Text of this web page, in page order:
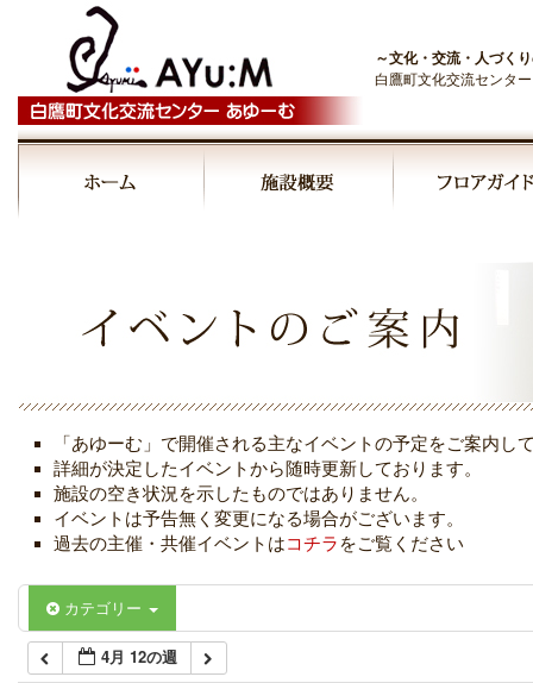
～文化・交流・人づく
白鷹町文化交流センタ
「あゆーむ」で開催される主なイベントの予定をご案内し
詳細が決定したイベントから随時更新しております。
施設の空き状況を示したものではありません。
イベントは予告無く変更になる場合がございます。
過去の主催・共催イベントはコチラ をご覧ください
カテゴリー
4月 12の週
04:00
06:00
07:00